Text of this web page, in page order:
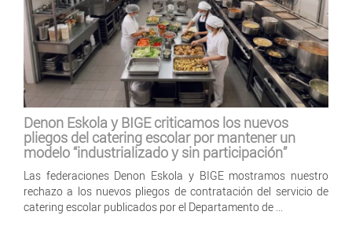
Denon Eskola y BIGE criticamos los nuevos
pliegos del catering escolar por mantener un
modelo “industrializado y sin participación”
Las federaciones Denon Eskola y BIGE mostramos nuestro
rechazo a los nuevos pliegos de contratación del servicio de
catering escolar publicados por el Departamento de ...